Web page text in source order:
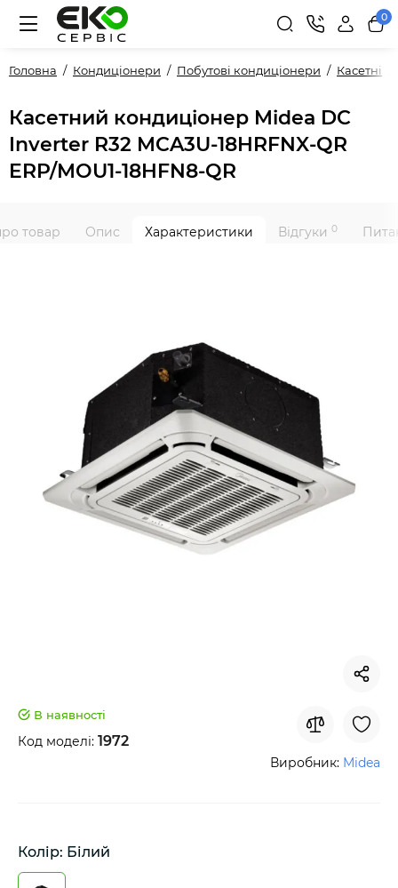
0
Головна Кондиціонери Побутові кондиціонери Касетні
Касетний кондиціонер Midea DC
Inverter R32 MCA3U-18HRFNX-QR
ERP/MOU1-18HFN8-QR
товар Опис Характеристики Відгуки 0
В наявності
Код моделі: 1972
Виробник: Midea
Колір: Білий